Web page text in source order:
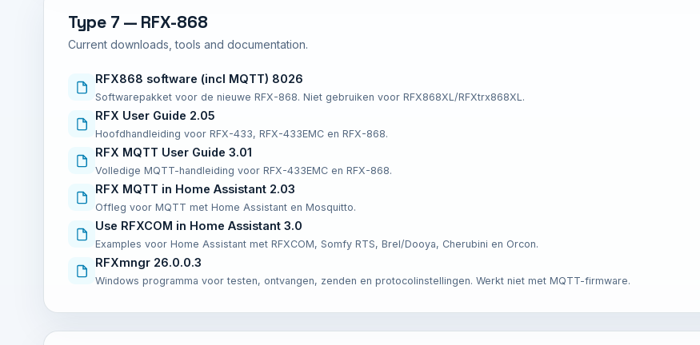
Type 7 — RFX-868
Current downloads, tools and documentation.
RFX868 software (incl MQTT) 8026
Softwarepakket voor de nieuwe RFX-868. Niet gebruiken voor RFX868XL/RFXtrx868XL.
RFX User Guide 2.05
Hoofdhandleiding voor RFX-433, RFX-433EMC en RFX-868.
RFX MQTT User Guide 3.01
Volledige MQTT-handleiding voor RFX-433EMC en RFX-868.
RFX MQTT in Home Assistant 2.03
Offleg voor MQTT met Home Assistant en Mosquitto.
Use RFXCOM in Home Assistant 3.0
Examples voor Home Assistant met RFXCOM, Somfy RTS, Brel/Dooya, Cherubini en Orcon.
RFXmngr 26.0.0.3
Windows programma voor testen, ontvangen, zenden en protocolinstellingen. Werkt niet met MQTT-firmware.